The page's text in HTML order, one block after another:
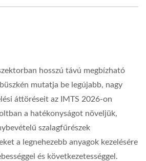
hosszú távú megbízható
mutatja be legújabb, nagy
áttöréseit az IMTS 2026-on
a hatékonyságot növeljük,
szalagfűrészek
a legnehezebb anyagok kezelésére
és következetességgel.